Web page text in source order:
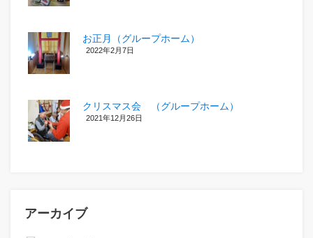
お正月（グループホーム）
2022年2月7日
クリスマス会 （グループホーム）
2021年12月26日
アーカイブ